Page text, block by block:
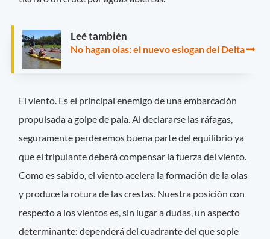
Leé también
No hagan olas: el nuevo eslogan del Delta
El viento. Es el principal enemigo de una embarcación
propulsada a golpe de pala. Al declararse las ráfagas,
seguramente perderemos buena parte del equilibrio ya
que el tripulante deberá compensar la fuerza del viento.
Como es sabido, el viento acelera la formación de la olas
y produce la rotura de las crestas. Nuestra posición con
respecto a los vientos es, sin lugar a dudas, un aspecto
determinante: dependerá del cuadrante del que sople